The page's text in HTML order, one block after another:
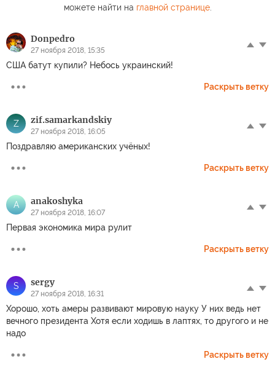
можете найти на главной странице.
Donpedro
27 ноября 2018, 15:35
США батут купили? Небось украинский!
Раскрыть ветку
Z zif.samarkandskiy
27 ноября 2018, 16:05
Поздравляю американских учёных!
Раскрыть ветку
A anakoshyka
27 ноября 2018, 16:07
Первая экономика мира рулит
Раскрыть ветку
S sergy
27 ноября 2018, 16:31
Хорошо, хоть амеры развивают мировую науку У них ведь нет
вечного президента Хотя если ходишь в лаптях, то другого и не
надо
Раскрыть ветку